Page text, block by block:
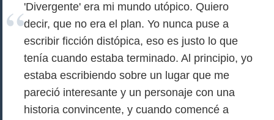
'Divergente' era mi mundo utópico. Quiero
decir, que no era el plan. Yo nunca puse a
escribir ficción distópica, eso es justo lo que
tenía cuando estaba terminado. Al principio, yo
estaba escribiendo sobre un lugar que me
pareció interesante y un personaje con una
historia convincente, y cuando comencé a